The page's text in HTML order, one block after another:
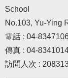
School
No.103, Yu-Ying
電話 : 04-
傳真 : 04-
訪問人次 :